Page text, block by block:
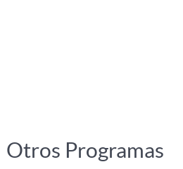
Otros Programas